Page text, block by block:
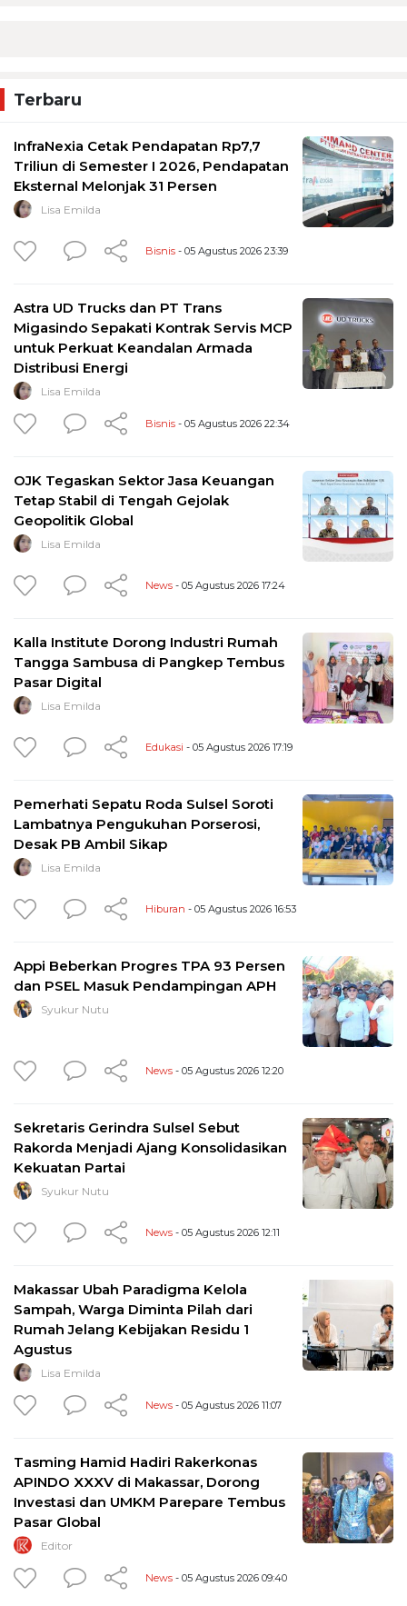
Terbaru
InfraNexia Cetak Pendapatan Rp7,7
Triliun di Semester I 2026, Pendapatan
Eksternal Melonjak 31 Persen
Lisa Emilda
Bisnis - 05 Agustus 2026 23:39
Astra UD Trucks dan PT Trans
Migasindo Sepakati Kontrak Servis MCP
untuk Perkuat Keandalan Armada
Distribusi Energi
Lisa Emilda
Bisnis - 05 Agustus 2026 22:34
OJK Tegaskan Sektor Jasa Keuangan
Tetap Stabil di Tengah Gejolak
Geopolitik Global
Lisa Emilda
News - 05 Agustus 2026 17:24
Kalla Institute Dorong Industri Rumah
Tangga Sambusa di Pangkep Tembus
Pasar Digital
Lisa Emilda
Edukasi - 05 Agustus 2026 17:19
Pemerhati Sepatu Roda Sulsel Soroti
Lambatnya Pengukuhan Porserosi,
Desak PB Ambil Sikap
Lisa Emilda
Hiburan - 05 Agustus 2026 16:53
Appi Beberkan Progres TPA 93 Persen
dan PSEL Masuk Pendampingan APH
Syukur Nutu
News - 05 Agustus 2026 12:20
Sekretaris Gerindra Sulsel Sebut
Rakorda Menjadi Ajang Konsolidasikan
Kekuatan Partai
Syukur Nutu
News - 05 Agustus 2026 12:11
Makassar Ubah Paradigma Kelola
Sampah, Warga Diminta Pilah dari
Rumah Jelang Kebijakan Residu 1
Agustus
Lisa Emilda
News - 05 Agustus 2026 11:07
Tasming Hamid Hadiri Rakerkonas
APINDO XXXV di Makassar, Dorong
Investasi dan UMKM Parepare Tembus
Pasar Global
Editor
News - 05 Agustus 2026 09:40